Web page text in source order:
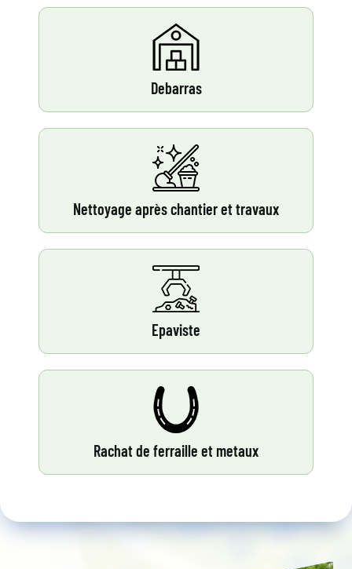
Debarras
Nettoyage après chantier et travaux
Epaviste
Rachat de ferraille et metaux